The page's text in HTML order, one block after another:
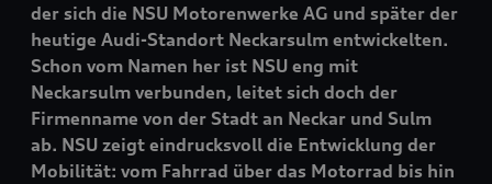
der sich die NSU Motorenwerke AG und später der
heutige Audi-Standort Neckarsulm entwickelten.
Schon vom Namen her ist NSU eng mit
Neckarsulm verbunden, leitet sich doch der
Firmenname von der Stadt an Neckar und Sulm
ab. NSU zeigt eindrucksvoll die Entwicklung der
Mobilität: vom Fahrrad über das Motorrad bis hin